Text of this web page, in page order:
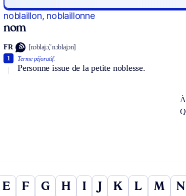
noblaillon, noblaillonne
nom
FR [nɔblajɔ̃, nɔblajɔn]
Terme péjoratif.
Personne issue de la petite noblesse.
1
E F G H I K L M N